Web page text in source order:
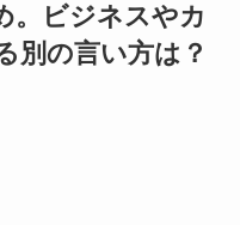
。ビジネスやカ
別の言い方は？